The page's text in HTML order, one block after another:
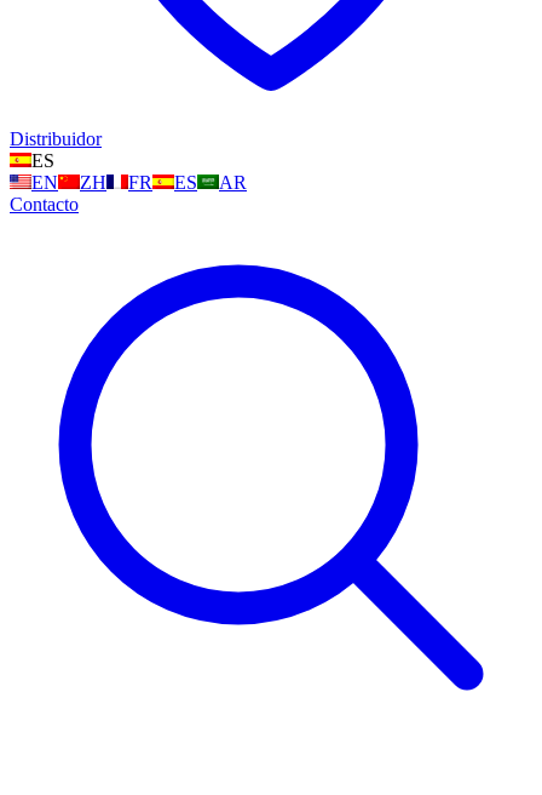
Distribuidor
ES
EN
ZH FR ES
AR
Contacto